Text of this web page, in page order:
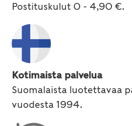
Postituskulut 0 - 4,90 €.
Kotimaista palvelua
Suomalaista luotettavaa
vuodesta 1994.